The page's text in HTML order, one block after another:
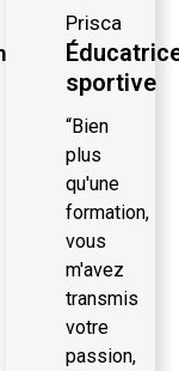
Prisca
sportive
“Bien
plus
qu'une
formation,
vous
m'avez
transmis
votre
passion,